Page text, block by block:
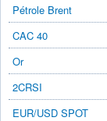
Pétrole Brent
CAC 40
Or
2CRSI
EUR/USD SPOT